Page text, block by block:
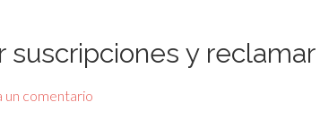
suscripciones y
un comentario